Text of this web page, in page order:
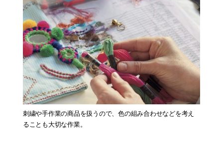
刺繍や手作業の商品を扱うので、色の組み合わせなどを考え
ることも大切な作業。